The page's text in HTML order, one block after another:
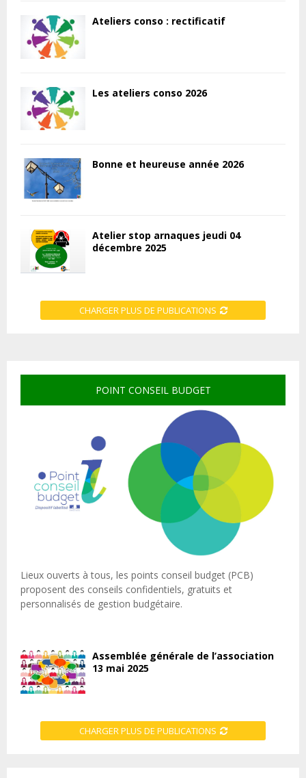
Ateliers conso : rectificatif
Les ateliers conso 2026
Bonne et heureuse année 2026
Atelier stop arnaques jeudi 04
décembre 2025
CHARGER PLUS DE PUBLICATIONS
POINT CONSEIL BUDGET
Lieux ouverts à tous, les points conseil budget (PCB)
proposent des conseils confidentiels, gratuits et
personnalisés de gestion budgétaire.
Assemblée générale de l’association
13 mai 2025
CHARGER PLUS DE PUBLICATIONS